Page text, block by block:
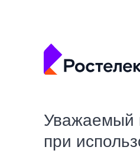
Уважаемый
при